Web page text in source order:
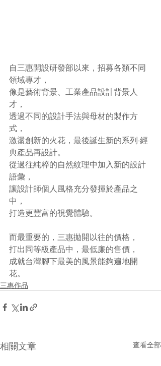
自三惠開設研發部以來，招募各類不同
領域專才，
像是藝術背景、工業產品設計背景人
才，
透過不同的設計手法與母材的製作方
式，
激盪創新的火花，最後誕生新的系列-經
典產品再設計。
從過往純粹的自然紋理中加入新的設計
語彙，
讓設計師個人風格充分發揮於產品之
中，
打造更豐富的視覺體驗。
而最重要的，三惠拋開以往的價格，
打出同等級產品中，最低廉的售價，
成就台灣腳下最美的風景能夠遍地開
花。
三惠作品
相關文章 查看全部